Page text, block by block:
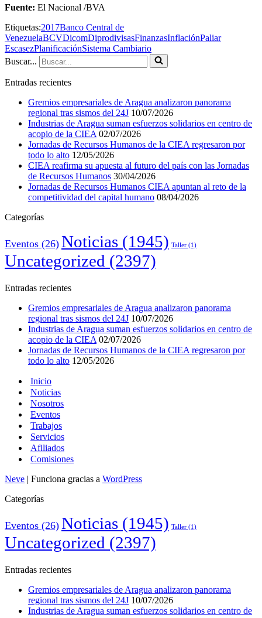
Fuente: El Nacional /BVA
Etiquetas:2017Banco Central de
VenezuelaBCVDicomDiprodivisasFinanzasInflaciónPaliar
EscasezPlanificaciónSistema Cambiario
Buscar...
Entradas recientes
Gremios empresariales de Aragua analizaron panorama
regional tras sismos del 24J 10/07/2026
Industrias de Aragua suman esfuerzos solidarios en centro de
acopio de la CIEA 02/07/2026
Jornadas de Recursos Humanos de la CIEA regresaron por
todo lo alto 12/05/2026
CIEA reafirma su apuesta al futuro del país con las Jornadas
de Recursos Humanos 30/04/2026
Jornadas de Recursos Humanos CIEA apuntan al reto de la
competitividad del capital humano 08/04/2026
Categorías
Eventos (26) Noticias (1945) Taller (1)
Uncategorized (2397)
Entradas recientes
Gremios empresariales de Aragua analizaron panorama
regional tras sismos del 24J 10/07/2026
Industrias de Aragua suman esfuerzos solidarios en centro de
acopio de la CIEA 02/07/2026
Jornadas de Recursos Humanos de la CIEA regresaron por
todo lo alto 12/05/2026
Inicio
Noticias
Nosotros
Eventos
Trabajos
Servicios
Afiliados
Comisiones
Neve | Funciona gracias a WordPress
Categorías
Eventos (26) Noticias (1945) Taller (1)
Uncategorized (2397)
Entradas recientes
Gremios empresariales de Aragua analizaron panorama
regional tras sismos del 24J 10/07/2026
Industrias de Aragua suman esfuerzos solidarios en centro de